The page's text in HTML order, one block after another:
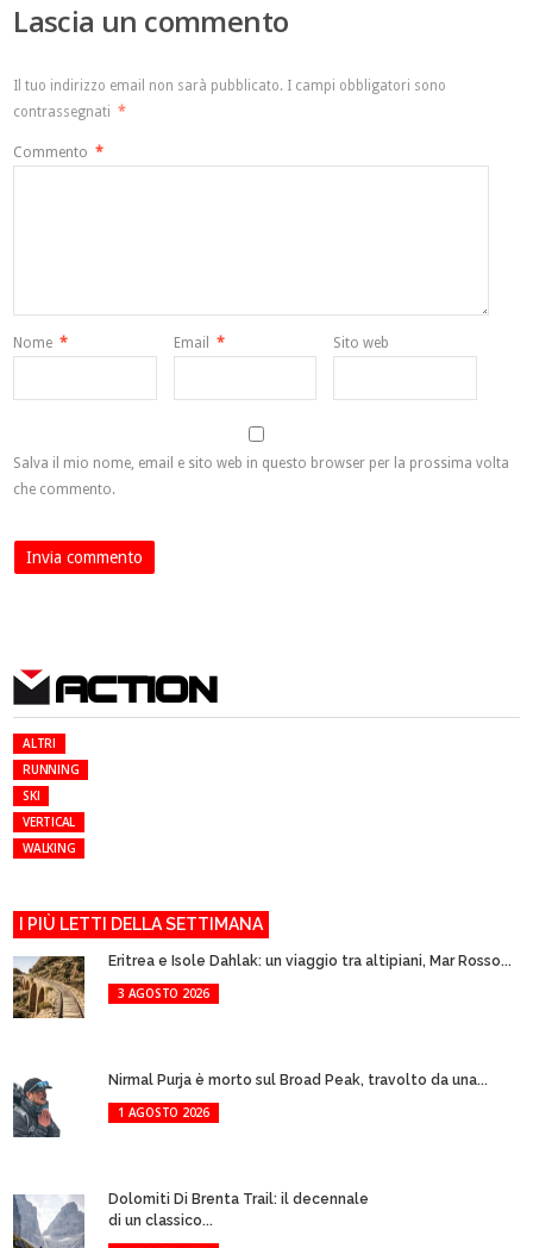
Lascia un commento
Il tuo indirizzo email non sarà pubblicato. I campi obbligatori sono
contrassegnati *
Commento *
Nome * Email * Sito web
Salva il mio nome, email e sito web in questo browser per la prossima volta
che commento.
ACTION
ALTRI
RUNNING
SKI
VERTICAL
WALKING
I PIÙ LETTI DELLA SETTIMANA
Eritrea e Isole Dahlak: un viaggio tra altipiani, Mar Rosso...
3 AGOSTO 2026
Nirmal Purja è morto sul Broad Peak, travolto da una...
1 AGOSTO 2026
Dolomiti Di Brenta Trail: il decennale
di un classico...